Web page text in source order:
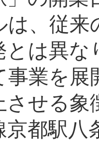
は、従来
とは異な
事業を
させる
京都駅八